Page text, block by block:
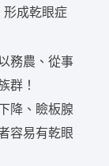
形成乾眼症
務農、從事
群！
降、瞼板腺
容易有乾眼